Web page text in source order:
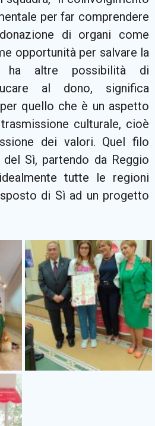
per far comprendere
di organi come
opportunità per salvare la
altre possibilità di
al dono, significa
quello che è un aspetto
culturale, cioè
dei valori. Quel filo
Sì, partendo da Reggio
tutte le regioni
di Sì ad un progetto